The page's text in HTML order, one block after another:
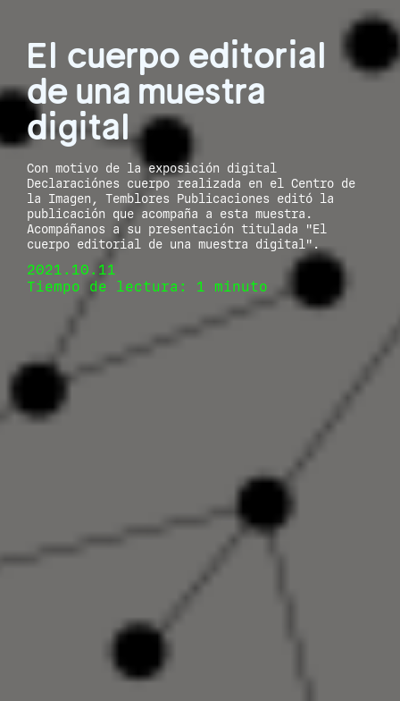
El cuerpo editorial
de una muestra
digital
Con motivo de la exposición digital
Declaraciónes cuerpo realizada en el Centro de
la Imagen, Temblores Publicaciones editó la
publicación que acompaña a esta muestra.
Acompáñanos a su presentación titulada "El
cuerpo editorial de una muestra digital".
2021.10.11
Tiempo de lectura: 1 minuto